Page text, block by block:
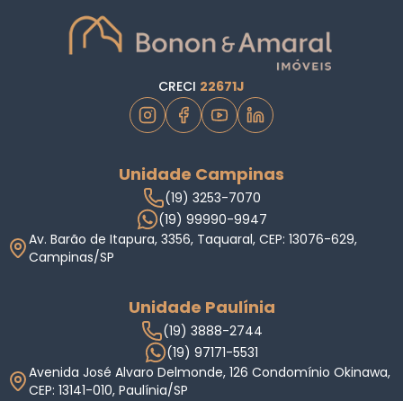
CRECI 22671J
Unidade Campinas
(19) 3253-7070
(19) 99990-9947
Av. Barão de Itapura, 3356, Taquaral, CEP: 13076-629,
Campinas/SP
Unidade Paulínia
(19) 3888-2744
(19) 97171-5531
Avenida José Alvaro Delmonde, 126 Condomínio Okinawa,
CEP: 13141-010, Paulínia/SP